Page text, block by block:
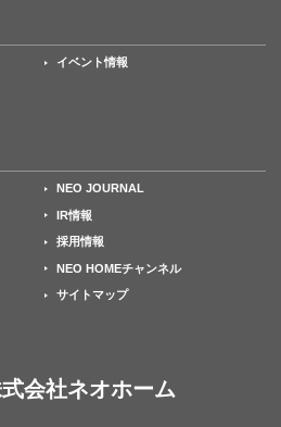
イベント情報
NEO JOURNAL
IR情報
採用情報
NEO HOMEチャンネル
サイトマップ
会社ネオホーム